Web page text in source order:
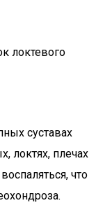
локтевого
суставах
локтях, плечах
что